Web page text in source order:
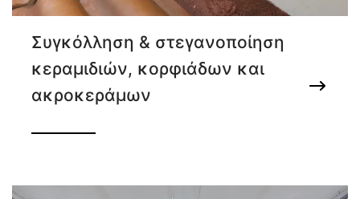
Συγκόλληση & στεγανοποίηση
κεραμιδιών, κορφιάδων και
ακροκεράμων